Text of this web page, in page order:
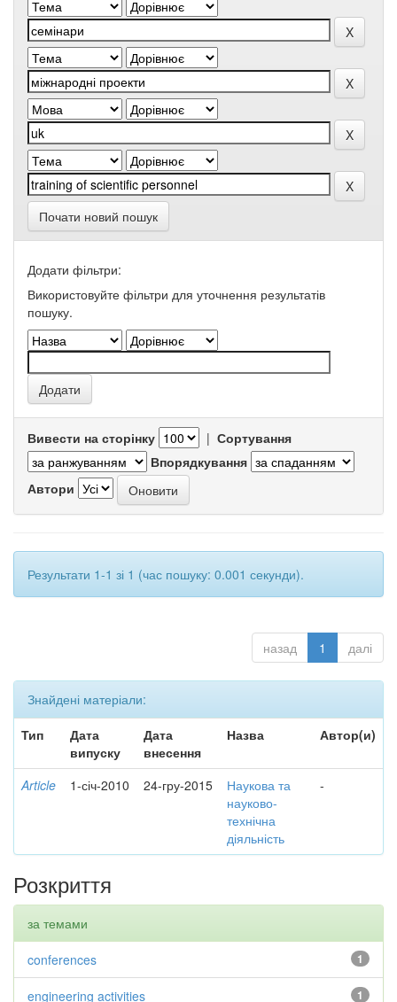
Почати новий пошук
Додати фільтри:
Використовуйте фільтри для уточнення результатів
пошуку.
Вивести на сторінку | Сортування
Впорядкування
Автори
Результати 1-1 зі 1 (час пошуку: 0.001 секунди).
назад 1 далі
Знайдені матеріали:
Тип
Дата
випуску
Дата
внесення
Назва Автор(и)
Article 1-січ-2010 24-гру-2015
Наукова та
науково-
технічна
діяльність
-
Розкриття
за темами
1
conferences
1
engineering activities